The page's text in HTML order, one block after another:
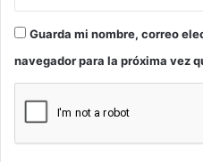
Guarda mi nombre, correo
navegador para la próxima vez